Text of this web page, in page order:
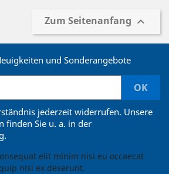
Zum Seitenanfang 
und Sonderangebote
jederzeit widerrufen. Unsere
finden Sie u. a. in der
elit minim nisi eu occaecat
nisi ex deserunt.